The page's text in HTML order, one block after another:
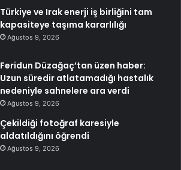
Türkiye ve Irak enerji iş birliğini tam
kapasiteye taşıma kararlılığı
Ağustos 9, 2026
Feridun Düzağaç’tan üzen haber:
Uzun süredir atlatamadığı hastalık
nedeniyle sahnelere ara verdi
Ağustos 9, 2026
Çekildiği fotoğraf karesiyle
aldatıldığını öğrendi
Ağustos 9, 2026